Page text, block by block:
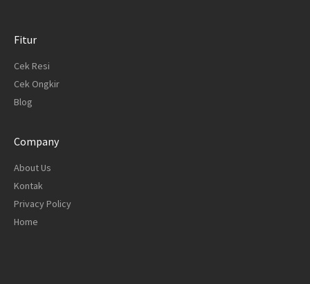
Fitur
Cek Resi
Cek Ongkir
Blog
Company
About Us
Kontak
Privacy Policy
Home